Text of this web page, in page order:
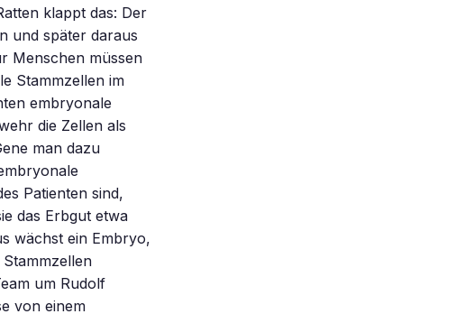
klappt das: Der
und später daraus
Menschen müssen
Stammzellen im
embryonale
die Zellen als
man dazu
Patienten sind,
das Erbgut etwa
wächst ein Embryo,
um Rudolf
von einem